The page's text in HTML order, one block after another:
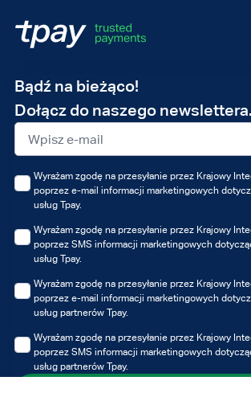
Bądź na bieżąco!
Dołącz do naszego newslettera.
Adres
e-
mail
Wyrażam zgodę na przesyłanie przez Krajowy
poprzez e-mail informacji marketingowych
usług Tpay.
Wyrażam zgodę na przesyłanie przez Krajowy
poprzez SMS informacji marketingowych
usług Tpay.
Wyrażam zgodę na przesyłanie przez Krajowy
poprzez e-mail informacji marketingowych
usług partnerów Tpay.
Wyrażam zgodę na przesyłanie przez Krajowy
poprzez SMS informacji marketingowych
usług partnerów Tpay.